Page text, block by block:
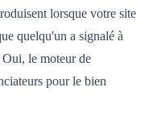
lorsque votre site
quelqu'un a signalé à
le moteur de
pour le bien